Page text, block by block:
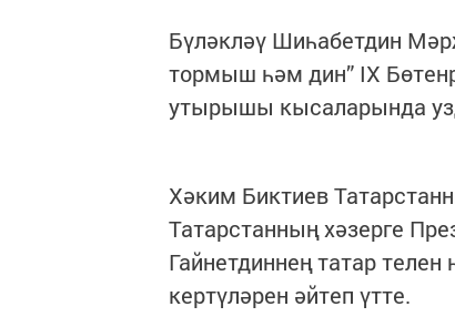
Бүләкләү Шиһабетдин
тормыш һәм дин” IX
утырышы кысаларында
Хәким Биктиев
Татарстанның хәзерге
Гайнетдиннең татар
кертүләрен әйтеп үтте.